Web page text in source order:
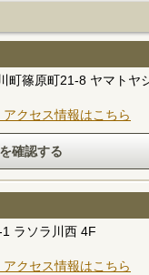
町篠原町21-8 ヤマトヤ
クセス情報はこちら
ラソラ川西 4F
クセス情報はこちら